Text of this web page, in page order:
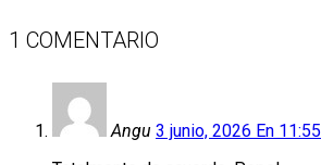
1 COMENTARIO
Angu 3 junio, 2026 En 11:55